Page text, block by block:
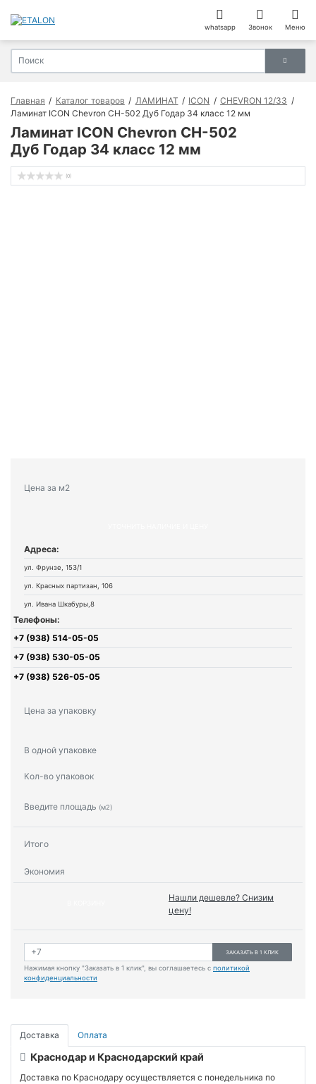
whatsapp Звонок Меню
Главная Каталог товаров ЛАМИНАТ ICON
CHEVRON 12/33
Ламинат ICON Chevron CH-502 Дуб Годар 34 класс 12 мм
Ламинат ICON Chevron CH-502
Дуб Годар 34 класс 12 мм
(0)
Цена за м2
Адреса:
ул. Фрунзе, 153/1
ул. Красных партизан, 106
ул. Ивана Шкабуры,8
Телефоны:
+7 (938) 514-05-05
+7 (938) 530-05-05
+7 (938) 526-05-05
Цена за упаковку
В одной упаковке
Кол-во упаковок
Введите площадь (м2)
Итого
Экономия
Нашли дешевле? Снизим
цену!
ЗАКАЗАТЬ В 1 КЛИК
Нажимая кнопку "Заказать в 1 клик", вы соглашаетесь с политикой
конфиденциальности
Доставка Оплата
Краснодар и Краснодарский край
Доставка по Краснодару осуществляется с понедельника по